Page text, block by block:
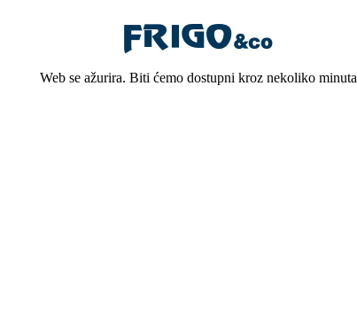
Web se ažurira. Biti ćemo dostupni kroz nekoliko minuta